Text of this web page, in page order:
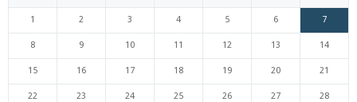
1 2 3 4 5 6 7
8 9 10 11 12 13 14
15 16 17 18 19 20 21
22 23 24 25 26 27 28